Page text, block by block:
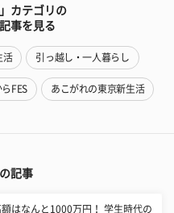
カテゴリの
事を見る
活 引っ越し・一人暮らし
FES あこがれの東京新生活
記事
額はなんと1000万円！ 学生時代の